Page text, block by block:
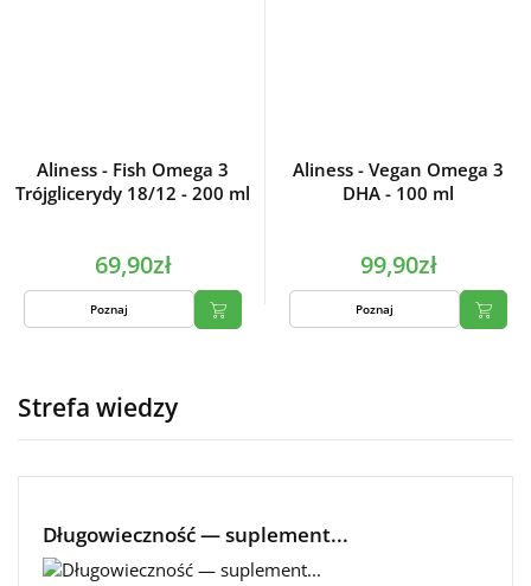
Aliness - Fish Omega 3
Trójglicerydy 18/12 - 200 ml
69,90zł
Poznaj
Aliness - Vegan Omega 3
DHA - 100 ml
99,90zł
Poznaj
Strefa wiedzy
Długowieczność — suplement...